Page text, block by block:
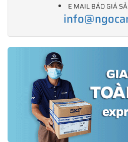
E MAIL BÁO GIÁ